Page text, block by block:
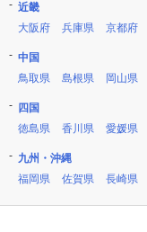
近畿
大阪府
兵庫県 京都府
中国
鳥取県
島根県 岡山県
四国
徳島県
香川県 愛媛県
九州・沖縄
福岡県
佐賀県 長崎県